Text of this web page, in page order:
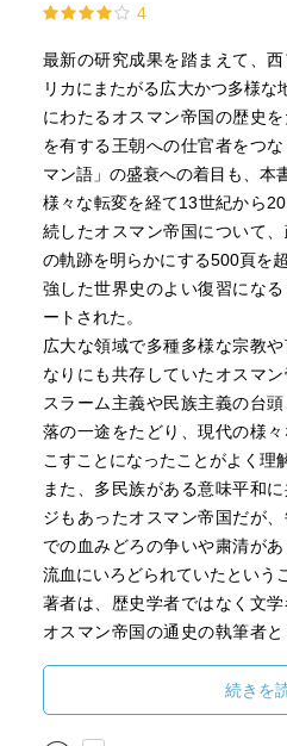
4
最新の研究成果を踏まえて、
リカにまたがる広大かつ多様な
にわたるオスマン帝国の歴史
を有する王朝への仕官者をつ
マン語」の盛衰への着目も、本
様々な転変を経て13世紀から
続したオスマン帝国について
の軌跡を明らかにする500頁を
強した世界史のよい復習にな
ートされた。
広大な領域で多種多様な宗教
なりにも共存していたオスマ
スラーム主義や民族主義の台
落の一途をたどり、現代の様
こすことになったことがよく理
また、多民族がある意味平和
ジもあったオスマン帝国だが
での血みどろの争いや粛清が
流血にいろどられていたという
著者は、歴史学者ではなく文
オスマン帝国の通史の執筆者
のであるものの、脚色等は感
究成果も十分に反映された信頼
続きを